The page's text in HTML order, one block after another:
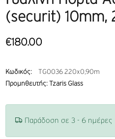
(securit) 10mm,
€180.00
Κωδικός:
TG0036 220x0,90m
Προμηθευτής: Tzaris Glass
Παράδοση σε 3 - 6 ημέρες